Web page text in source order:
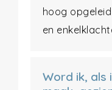
hoog
en
Word ik, als